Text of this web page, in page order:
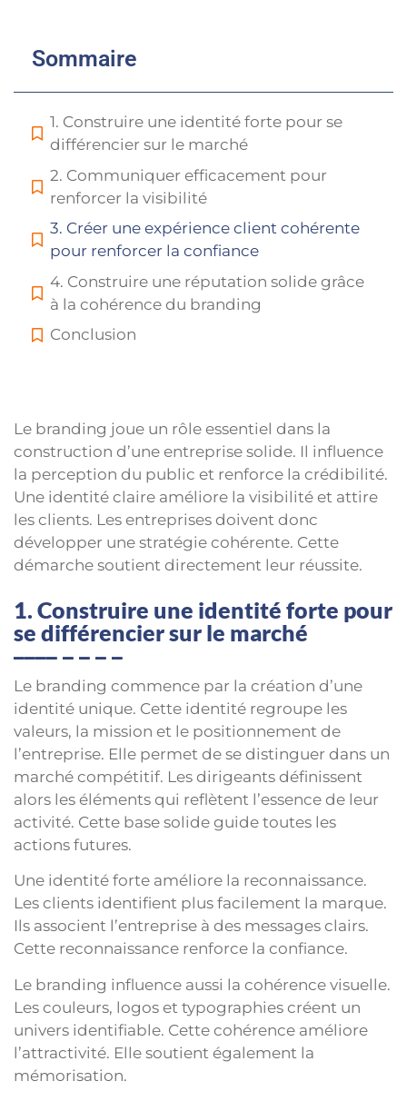
Sommaire
1. Construire une identité forte pour se
différencier sur le marché
2. Communiquer efficacement pour
renforcer la visibilité
3. Créer une expérience client cohérente
pour renforcer la confiance
4. Construire une réputation solide grâce
à la cohérence du branding
Conclusion
Le branding joue un rôle essentiel dans la
construction d’une entreprise solide. Il influence
la perception du public et renforce la crédibilité.
Une identité claire améliore la visibilité et attire
les clients. Les entreprises doivent donc
développer une stratégie cohérente. Cette
démarche soutient directement leur réussite.
1. Construire une identité forte pour
se différencier sur le marché
Le branding commence par la création d’une
identité unique. Cette identité regroupe les
valeurs, la mission et le positionnement de
l’entreprise. Elle permet de se distinguer dans un
marché compétitif. Les dirigeants définissent
alors les éléments qui reflètent l’essence de leur
activité. Cette base solide guide toutes les
actions futures.
Une identité forte améliore la reconnaissance.
Les clients identifient plus facilement la marque.
Ils associent l’entreprise à des messages clairs.
Cette reconnaissance renforce la confiance.
Le branding influence aussi la cohérence visuelle.
Les couleurs, logos et typographies créent un
univers identifiable. Cette cohérence améliore
l’attractivité. Elle soutient également la
mémorisation.